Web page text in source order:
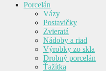
Porcelán
Vázy
Postavičky
Zvieratá
Nádoby a riad
Výrobky zo skla
Drobný porcelán
Ťažítka